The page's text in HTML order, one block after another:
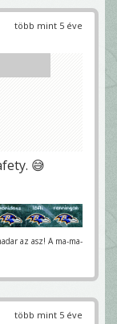
több mint 5 éve
😅
az asz! A ma-ma-
több mint 5 éve